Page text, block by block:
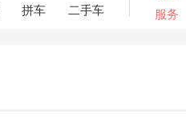
拼车 二手车 服务